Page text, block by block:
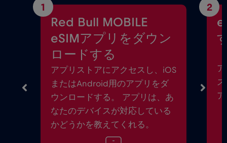
1
Red Bull MOBILE
eSIMアプリをダウン
ロードする
アプリストアにアクセスし、iOS
またはAndroid用のアプリをダ
ウンロードする。 アプリは、あ
なたのデバイスが対応している
かどうかを教えてくれる。
2